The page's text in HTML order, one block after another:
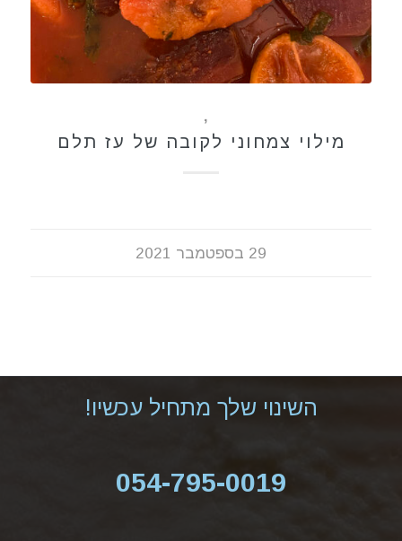
,
מילוי צמחוני לקובה של עז תלם
29 בספטמבר 2021
השינוי שלך מתחיל עכשיו!
054-795-0019